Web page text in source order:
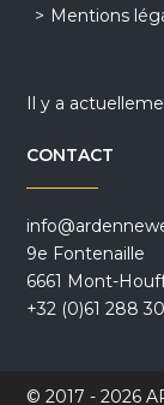
Mentions
Il y a
CONTACT
9e Fontenaille
6661 Mont-
+32 (0)61 288
© 2017 - 2026